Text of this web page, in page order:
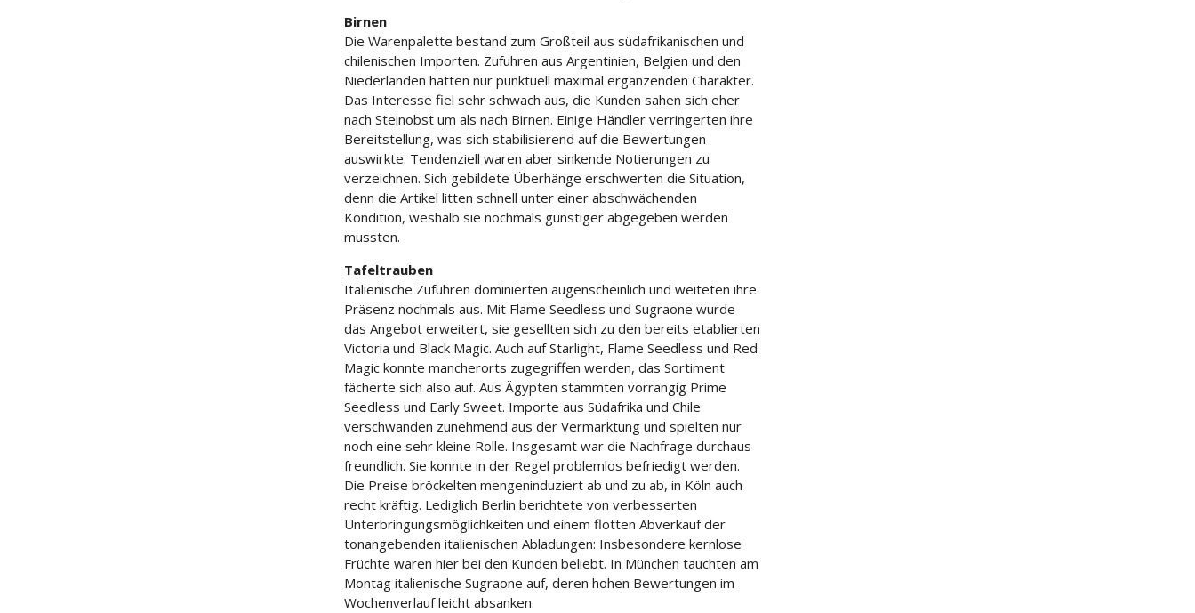
Birnen
Die Warenpalette bestand zum Großteil aus südafrikanischen und
chilenischen Importen. Zufuhren aus Argentinien, Belgien und den
Niederlanden hatten nur punktuell maximal ergänzenden Charakter.
Das Interesse fiel sehr schwach aus, die Kunden sahen sich eher
nach Steinobst um als nach Birnen. Einige Händler verringerten ihre
Bereitstellung, was sich stabilisierend auf die Bewertungen
auswirkte. Tendenziell waren aber sinkende Notierungen zu
verzeichnen. Sich gebildete Überhänge erschwerten die Situation,
denn die Artikel litten schnell unter einer abschwächenden
Kondition, weshalb sie nochmals günstiger abgegeben werden
mussten.
Tafeltrauben
Italienische Zufuhren dominierten augenscheinlich und weiteten ihre
Präsenz nochmals aus. Mit Flame Seedless und Sugraone wurde
das Angebot erweitert, sie gesellten sich zu den bereits etablierten
Victoria und Black Magic. Auch auf Starlight, Flame Seedless und Red
Magic konnte mancherorts zugegriffen werden, das Sortiment
fächerte sich also auf. Aus Ägypten stammten vorrangig Prime
Seedless und Early Sweet. Importe aus Südafrika und Chile
verschwanden zunehmend aus der Vermarktung und spielten nur
noch eine sehr kleine Rolle. Insgesamt war die Nachfrage durchaus
freundlich. Sie konnte in der Regel problemlos befriedigt werden.
Die Preise bröckelten mengeninduziert ab und zu ab, in Köln auch
recht kräftig. Lediglich Berlin berichtete von verbesserten
Unterbringungsmöglichkeiten und einem flotten Abverkauf der
tonangebenden italienischen Abladungen: Insbesondere kernlose
Früchte waren hier bei den Kunden beliebt. In München tauchten am
Montag italienische Sugraone auf, deren hohen Bewertungen im
Wochenverlauf leicht absanken.